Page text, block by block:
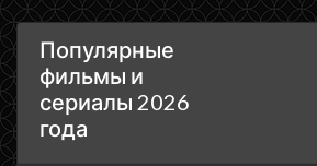
Популярные
фильмы и
сериалы 2026
года